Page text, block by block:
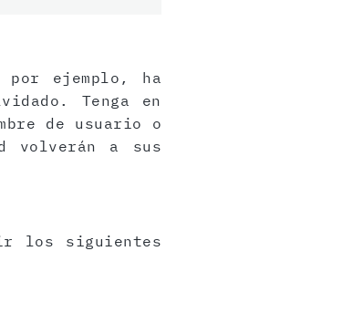
ejemplo, ha
Tenga en
de usuario o
volverán a sus
los siguientes